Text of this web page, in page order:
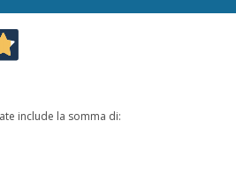
include la somma di: